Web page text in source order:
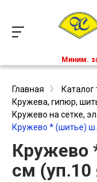
Миним.
Главная
Каталог
Кружева, гипюр,
Кружево на сетке,
Кружево * (шитье)
Кружево
см